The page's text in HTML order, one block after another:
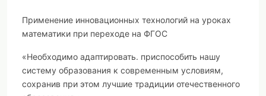
Применение инновационных технологий на уроках
математики при переходе на ФГОС
«Необходимо адаптировать. приспособить нашу
систему образования к современным условиям,
сохранив при этом лучшие традиции отечественного